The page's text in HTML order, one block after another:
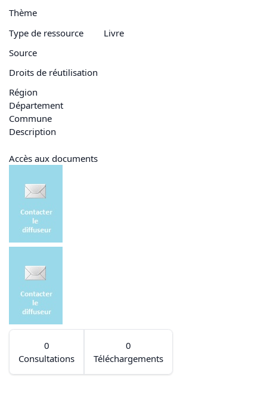
Thème
Type de ressource
Livre
Source
Droits de réutilisation
Région
Département
Commune
Description
Accès aux documents
0
Consultations
0
Téléchargements